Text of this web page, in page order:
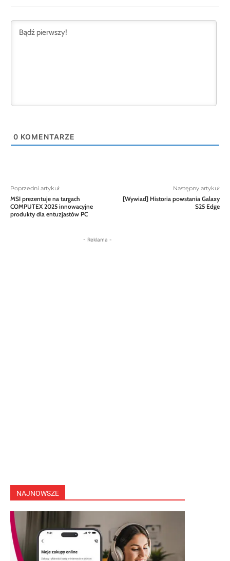
0 KOMENTARZE
Poprzedni artykuł
MSI prezentuje na targach
COMPUTEX 2025 innowacyjne
produkty dla entuzjastów PC
Następny artykuł
[Wywiad] Historia powstania Galaxy
S25 Edge
- Reklama -
NAJNOWSZE